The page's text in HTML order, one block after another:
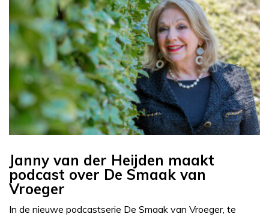
Janny van der Heijden maakt
podcast over De Smaak van
Vroeger
In de nieuwe podcastserie De Smaak van Vroeger, te